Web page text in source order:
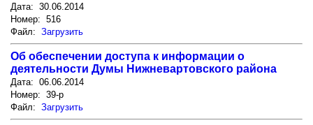
Дата: 30.06.2014
Номер: 516
Файл: Загрузить
Об обеспечении доступа к информации о
деятельности Думы Нижневартовского района
Дата: 06.06.2014
Номер: 39-р
Файл: Загрузить